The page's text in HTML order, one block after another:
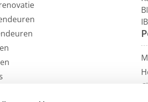
de bijgeleverde
dan een
bewijs zodat een
profiteer je altijd
in Vianen, 10